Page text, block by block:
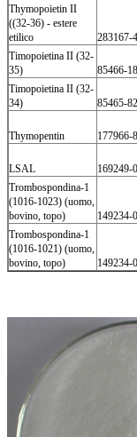
Thymopoietin II
((32-36) - estere
etilico
283167-
Timopoietina II (32-
35)
85466-
Timopoietina II (32-
34)
85465-
Thymopentin 177966-
LSAL 169249-
Trombospondina-1
(1016-1023) (uomo,
bovino, topo)
149234-
Trombospondina-1
(1016-1021) (uomo,
bovino, topo)
149234-